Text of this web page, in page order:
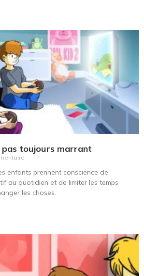
pas toujours marrant
enfants prennent conscience de
au quotidien et de limiter les temps
les choses.